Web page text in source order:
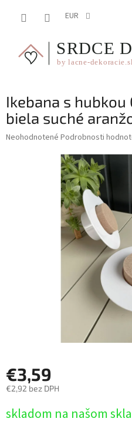
EUR
Ikebana s hubkou
biela suché
Priemerné
Neohodnotené Podrobnosti
€3,59
€2,92 bez DPH
cena:
skladom na našom